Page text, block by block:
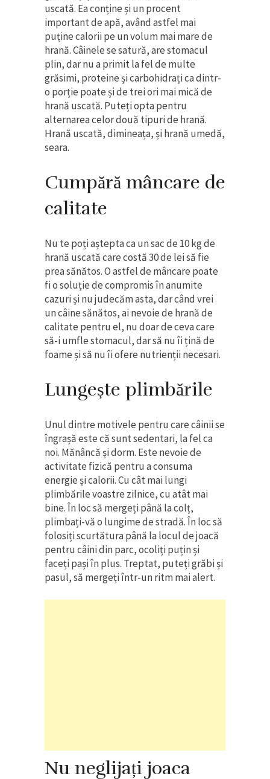
uscată. Ea conține și un procent
important de apă, având astfel mai
puține calorii pe un volum mai mare de
hrană. Câinele se satură, are stomacul
plin, dar nu a primit la fel de multe
grăsimi, proteine și carbohidrați ca dintr-
o porție poate și de trei ori mai mică de
hrană uscată. Puteți opta pentru
alternarea celor două tipuri de hrană.
Hrană uscată, dimineața, și hrană umedă,
seara.
Cumpără mâncare de
calitate
Nu te poți aștepta ca un sac de 10 kg de
hrană uscată care costă 30 de lei să fie
prea sănătos. O astfel de mâncare poate
fi o soluție de compromis în anumite
cazuri și nu judecăm asta, dar când vrei
un câine sănătos, ai nevoie de hrană de
calitate pentru el, nu doar de ceva care
să-i umfle stomacul, dar să nu îi țină de
foame și să nu îi ofere nutrienții necesari.
Lungește plimbările
Unul dintre motivele pentru care câinii se
îngrașă este că sunt sedentari, la fel ca
noi. Mănâncă și dorm. Este nevoie de
activitate fizică pentru a consuma
energie și calorii. Cu cât mai lungi
plimbările voastre zilnice, cu atât mai
bine. În loc să mergeți până la colț,
plimbați-vă o lungime de stradă. În loc să
folosiți scurtătura până la locul de joacă
pentru câini din parc, ocoliți puțin și
faceți pași în plus. Treptat, puteți grăbi și
pasul, să mergeți într-un ritm mai alert.
Nu neglijați joaca